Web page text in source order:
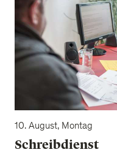
10. August, Montag
Schreibdienst